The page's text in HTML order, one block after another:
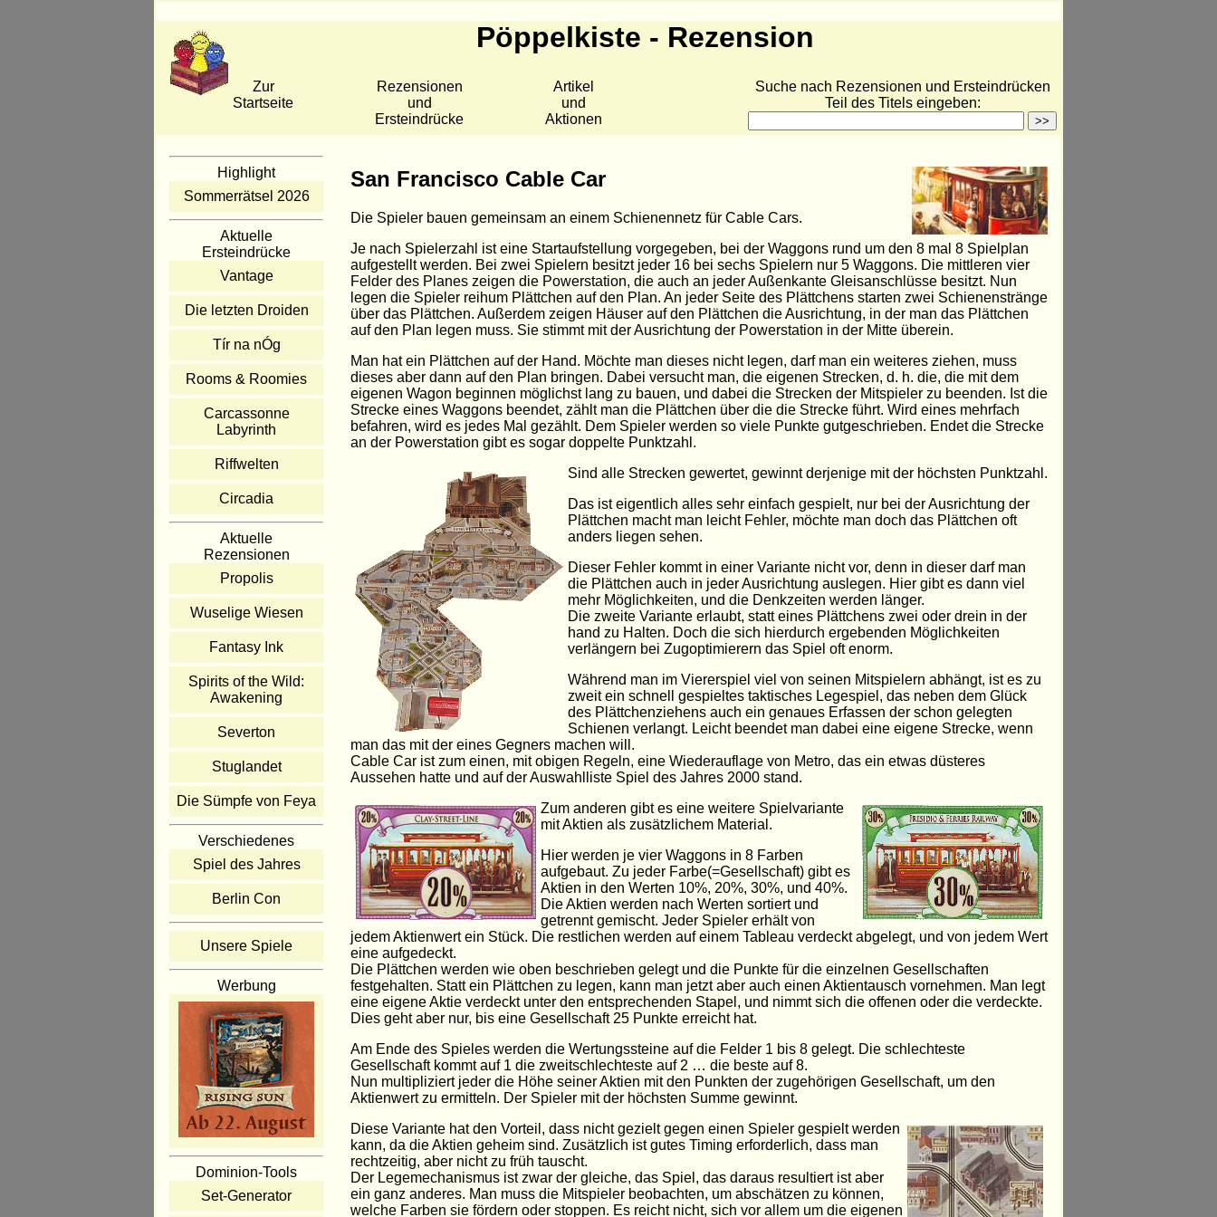
Pöppelkiste - Rezension
Zur
Startseite
Rezensionen
und
Ersteindrücke
Artikel
und
Aktionen
Suche nach Rezensionen und Ersteindrücken
Teil des Titels eingeben:
Highlight
Sommerrätsel 2026
Aktuelle
Ersteindrücke
Vantage
Die letzten Droiden
Tír na nÓg
Rooms & Roomies
Carcassonne
Labyrinth
Riffwelten
Circadia
Aktuelle
Rezensionen
Propolis
Wuselige Wiesen
Fantasy Ink
Spirits of the Wild:
Awakening
Severton
Stuglandet
Die Sümpfe von Feya
Verschiedenes
Spiel des Jahres
Berlin Con
Unsere Spiele
Werbung
Dominion-Tools
Set-Generator
San Francisco Cable Car
Die Spieler bauen gemeinsam an einem Schienennetz für Cable Cars.
Je nach Spielerzahl ist eine Startaufstellung vorgegeben, bei der Waggons rund um den 8 mal 8 Spielplan
aufgestellt werden. Bei zwei Spielern besitzt jeder 16 bei sechs Spielern nur 5 Waggons. Die mittleren vier
Felder des Planes zeigen die Powerstation, die auch an jeder Außenkante Gleisanschlüsse besitzt. Nun
legen die Spieler reihum Plättchen auf den Plan. An jeder Seite des Plättchens starten zwei Schienenstränge
über das Plättchen. Außerdem zeigen Häuser auf den Plättchen die Ausrichtung, in der man das Plättchen
auf den Plan legen muss. Sie stimmt mit der Ausrichtung der Powerstation in der Mitte überein.
Man hat ein Plättchen auf der Hand. Möchte man dieses nicht legen, darf man ein weiteres ziehen, muss
dieses aber dann auf den Plan bringen. Dabei versucht man, die eigenen Strecken, d. h. die, die mit dem
eigenen Wagon beginnen möglichst lang zu bauen, und dabei die Strecken der Mitspieler zu beenden. Ist die
Strecke eines Waggons beendet, zählt man die Plättchen über die die Strecke führt. Wird eines mehrfach
befahren, wird es jedes Mal gezählt. Dem Spieler werden so viele Punkte gutgeschrieben. Endet die Strecke
an der Powerstation gibt es sogar doppelte Punktzahl.
Sind alle Strecken gewertet, gewinnt derjenige mit der höchsten Punktzahl.
Das ist eigentlich alles sehr einfach gespielt, nur bei der Ausrichtung der
Plättchen macht man leicht Fehler, möchte man doch das Plättchen oft
anders liegen sehen.
Dieser Fehler kommt in einer Variante nicht vor, denn in dieser darf man
die Plättchen auch in jeder Ausrichtung auslegen. Hier gibt es dann viel
mehr Möglichkeiten, und die Denkzeiten werden länger.
Die zweite Variante erlaubt, statt eines Plättchens zwei oder drein in der
hand zu Halten. Doch die sich hierdurch ergebenden Möglichkeiten
verlängern bei Zugoptimierern das Spiel oft enorm.
Während man im Viererspiel viel von seinen Mitspielern abhängt, ist es zu
zweit ein schnell gespieltes taktisches Legespiel, das neben dem Glück
des Plättchenziehens auch ein genaues Erfassen der schon gelegten
Schienen verlangt. Leicht beendet man dabei eine eigene Strecke, wenn
man das mit der eines Gegners machen will.
Cable Car ist zum einen, mit obigen Regeln, eine Wiederauflage von Metro, das ein etwas düsteres
Aussehen hatte und auf der Auswahlliste Spiel des Jahres 2000 stand.
Zum anderen gibt es eine weitere Spielvariante
mit Aktien als zusätzlichem Material.
Hier werden je vier Waggons in 8 Farben
aufgebaut. Zu jeder Farbe(=Gesellschaft) gibt es
Aktien in den Werten 10%, 20%, 30%, und 40%.
Die Aktien werden nach Werten sortiert und
getrennt gemischt. Jeder Spieler erhält von
jedem Aktienwert ein Stück. Die restlichen werden auf einem Tableau verdeckt abgelegt, und von jedem Wert
eine aufgedeckt.
Die Plättchen werden wie oben beschrieben gelegt und die Punkte für die einzelnen Gesellschaften
festgehalten. Statt ein Plättchen zu legen, kann man jetzt aber auch einen Aktientausch vornehmen. Man legt
eine eigene Aktie verdeckt unter den entsprechenden Stapel, und nimmt sich die offenen oder die verdeckte.
Dies geht aber nur, bis eine Gesellschaft 25 Punkte erreicht hat.
Am Ende des Spieles werden die Wertungssteine auf die Felder 1 bis 8 gelegt. Die schlechteste
Gesellschaft kommt auf 1 die zweitschlechteste auf 2 … die beste auf 8.
Nun multipliziert jeder die Höhe seiner Aktien mit den Punkten der zugehörigen Gesellschaft, um den
Aktienwert zu ermitteln. Der Spieler mit der höchsten Summe gewinnt.
Diese Variante hat den Vorteil, dass nicht gezielt gegen einen Spieler gespielt werden
kann, da die Aktien geheim sind. Zusätzlich ist gutes Timing erforderlich, dass man
rechtzeitig, aber nicht zu früh tauscht.
Der Legemechanismus ist zwar der gleiche, das Spiel, das daraus resultiert ist aber
ein ganz anderes. Man muss die Mitspieler beobachten, um abschätzen zu können,
welche Farben sie fördern oder stoppen. Es reicht nicht, sich vor allem um die eigenen